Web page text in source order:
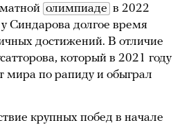
олимпиаде в 2022
Синдарова долгое время
достижений. В отличие
который в 2021 году
мира по рапиду и обыграл
крупных побед в начале